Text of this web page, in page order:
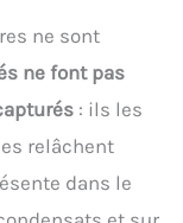
ne sont
ne font pas
: ils les
relâchent
dans le